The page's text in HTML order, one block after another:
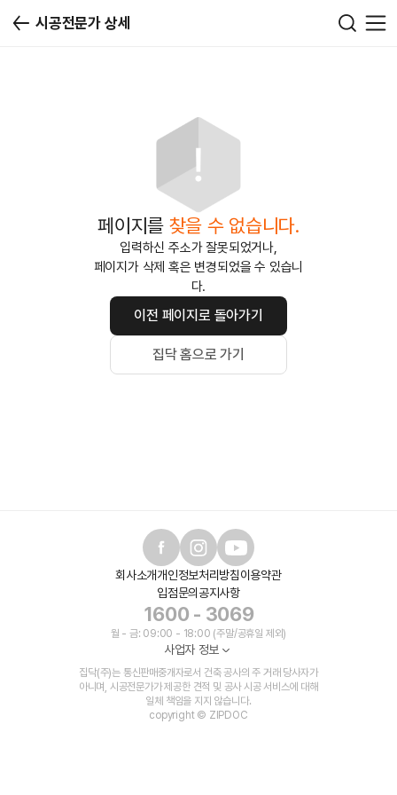
시공전문가 상세
페이지를 찾을 수 없습니다.
입력하신 주소가 잘못되었거나,
페이지가 삭제 혹은 변경되었을 수 있습니
다.
이전 페이지로 돌아가기
집닥 홈으로 가기
회사소개개인정보처리방침이용약관
입점문의 공지사항
1600 - 3069
월 - 금: 09:00 - 18:00 (주말/공휴일 제외)
사업자 정보
집닥(주)는 통신판매중개자로서 건축 공사의 주 거래 당사자가
아니며, 시공전문가가 제공한 견적 및 공사 시공 서비스에 대해
일체 책임을 지지 않습니다.
copyright © ZIPDOC